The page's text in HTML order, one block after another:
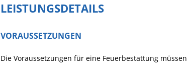
LEISTUNGSDETAILS
VORAUSSETZUNGEN
Die Voraussetzungen für eine Feuerbestattung